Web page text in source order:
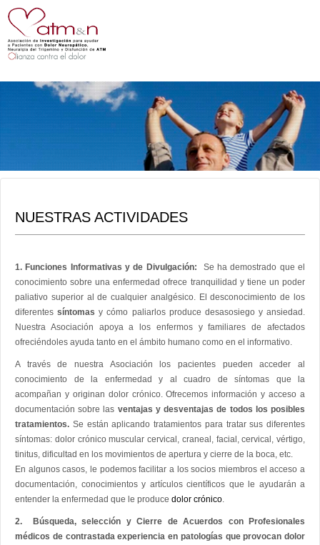
NUESTRAS ACTIVIDADES
1. Funciones Informativas y de Divulgación: Se ha demostrado que el
conocimiento sobre una enfermedad ofrece tranquilidad y tiene un poder
paliativo superior al de cualquier analgésico. El desconocimiento de los
diferentessíntomas y cómo paliarlos produce desasosiego y ansiedad.
Nuestra Asociación apoya a los enfermos y familiares de afectados
ofreciéndoles ayuda tanto en el ámbito humano como en el informativo.
A través de nuestra Asociación los pacientes pueden acceder al
conocimiento de la enfermedad y al cuadro de síntomas que la
acompañan y originan dolor crónico. Ofrecemos información y acceso a
documentación sobre las ventajas y desventajas de todos los posibles
tratamientos. Se están aplicando tratamientos para tratar sus diferentes
síntomas: dolor crónico muscular cervical, craneal, facial, cervical, vértigo,
tinitus, dificultad en los movimientos de apertura y cierre de la boca, etc.
En algunos casos, le podemos facilitar a los socios miembros el acceso a
documentación, conocimientos y artículos científicos que le ayudarán a
entender la enfermedad que le produce dolor crónico
2. Búsqueda, selección y Cierre de Acuerdos con Profesionales
médicos de contrastada experiencia en patologías que provocan dolor